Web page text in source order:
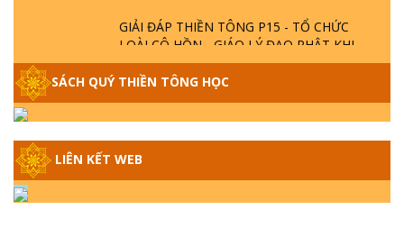
GIẢI ĐÁP THIỀN TÔNG P15 - TỔ CHỨC
LOÀI CÔ HỒN - GIÁO LÝ ĐẠO PHẬT KHI
GIẢI ĐÁP THIỀN TÔNG ĐẶC BIỆT - P14 -
NGUỒN GỐC ÂM LỊCH DƯƠNG LỊCH -
TẦNG BÌNH LƯU LỚN ĐẾN ĐÂU
CON NGƯỜI TU THÀNH PHẬT ĐƯỢC
SÁCH QUÝ THIỀN TÔNG HỌC
LIÊN KẾT WEB